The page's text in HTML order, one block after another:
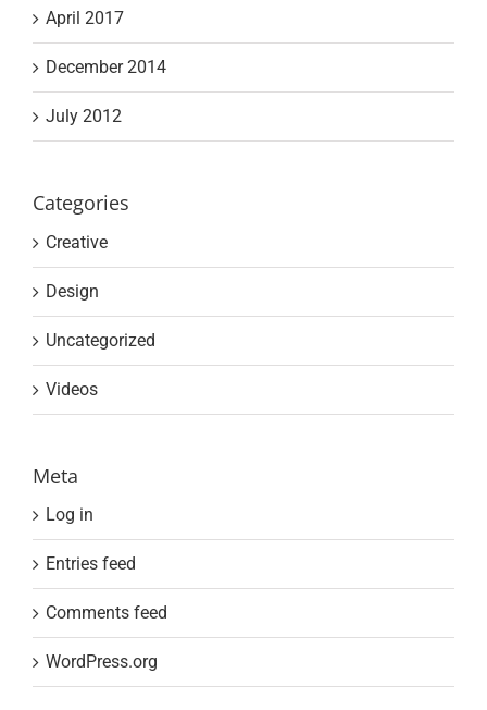
April 2017
December 2014
July 2012
Categories
Creative
Design
Uncategorized
Videos
Meta
Log in
Entries feed
Comments feed
WordPress.org